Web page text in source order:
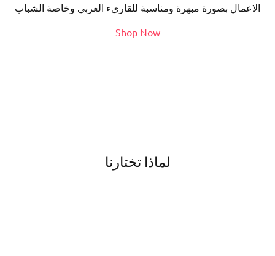
الاعمال بصورة مبهرة ومناسبة للقاريء العربي وخاصة الشباب
Shop Now
لماذا تختارنا